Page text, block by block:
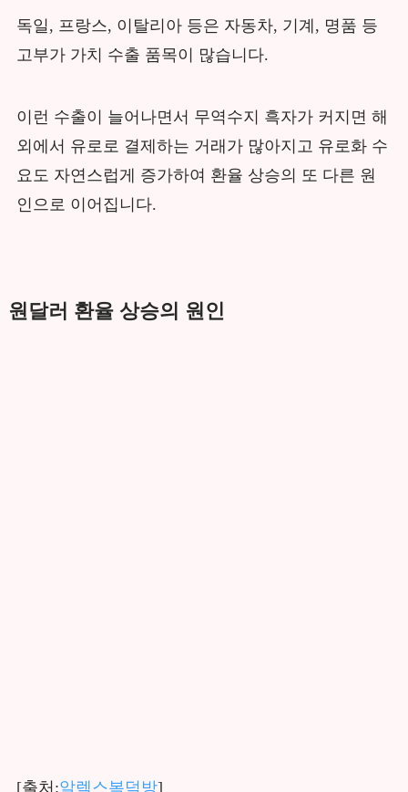
독일, 프랑스, 이탈리아 등은 자동차, 기계, 명품 등
고부가 가치 수출 품목이 많습니다.
이런 수출이 늘어나면서 무역수지 흑자가 커지면 해
외에서 유로로 결제하는 거래가 많아지고 유로화 수
요도 자연스럽게 증가하여 환율 상승의 또 다른 원
인으로 이어집니다.
원달러 환율 상승의 원인
[출처:알렉스복덕방]